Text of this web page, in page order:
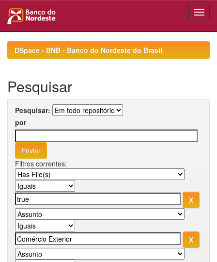
navigationDSpace - BNB - Banco do Nordeste do Brasil
Pesquisar
Pesquisar:
por
Filtros correntes: